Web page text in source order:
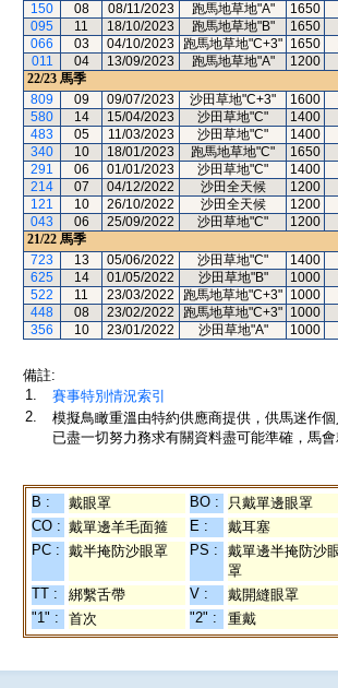
150
08 08/11/2023 跑馬地草地"A" 1650
095
11 18/10/2023 跑馬地草地"B" 1650
066
03 04/10/2023 跑馬地草地"C+3" 1650
011
04 13/09/2023 跑馬地草地"A" 1200
22/23 馬季
809
09 09/07/2023 沙田草地"C+3" 1600
580
14 15/04/2023 沙田草地"C" 1400
483
05 11/03/2023 沙田草地"C" 1400
340
10 18/01/2023 跑馬地草地"C" 1650
291
06 01/01/2023 沙田草地"C" 1400
214
07 04/12/2022 沙田全天候 1200
121
10 26/10/2022 沙田全天候 1200
043
06 25/09/2022 沙田草地"C" 1200
21/22 馬季
723
13 05/06/2022 沙田草地"C" 1400
625
14 01/05/2022 沙田草地"B" 1000
522
11 23/03/2022 跑馬地草地"C+3" 1000
448
08 23/02/2022 跑馬地草地"C+3" 1000
356
10 23/01/2022 沙田草地"A" 1000
備註:
1.
賽事特別情況索引
2.
模擬鳥瞰重溫由特約供應商提供，供馬迷作
已盡一切努力務求有關資料盡可能準確，馬
B : 戴眼罩 BO : 只戴單邊眼罩
CO : 戴單邊羊毛面箍 E : 戴耳塞
PC : 戴半掩防沙眼罩 PS :
戴單邊半掩防沙
罩
TT : 綁繫舌帶 V : 戴開縫眼罩
"1" :
首次 "2" : 重戴